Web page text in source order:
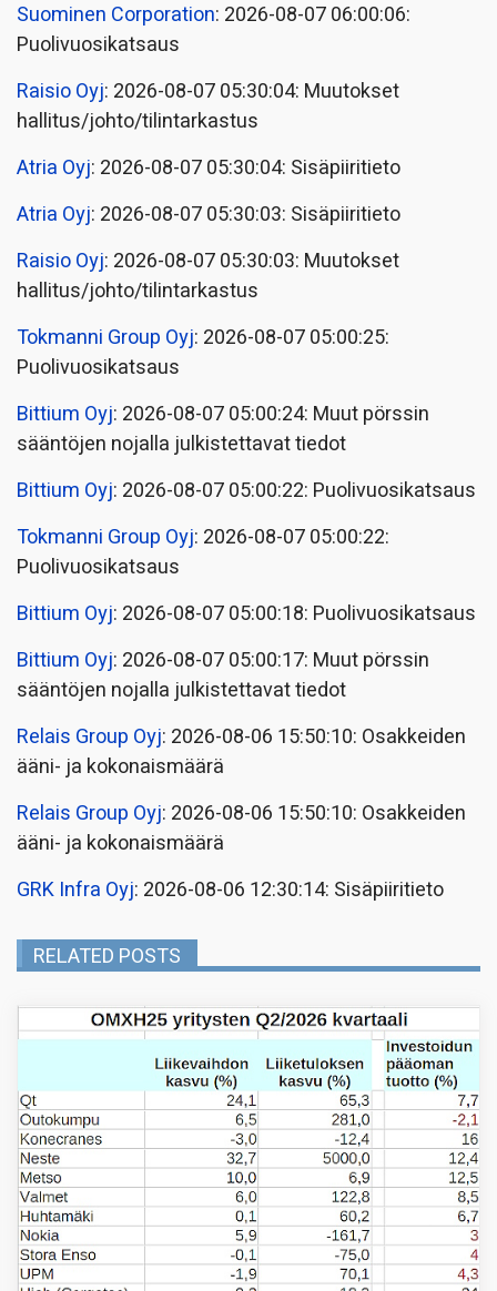
Suominen Corporation: 2026-08-07 06:00:06:
Puolivuosikatsaus
Raisio Oyj: 2026-08-07 05:30:04: Muutokset
hallitus/johto/tilintarkastus
Atria Oyj: 2026-08-07 05:30:04: Sisäpiiritieto
Atria Oyj: 2026-08-07 05:30:03: Sisäpiiritieto
Raisio Oyj: 2026-08-07 05:30:03: Muutokset
hallitus/johto/tilintarkastus
Tokmanni Group Oyj: 2026-08-07 05:00:25:
Puolivuosikatsaus
Bittium Oyj: 2026-08-07 05:00:24: Muut pörssin
sääntöjen nojalla julkistettavat tiedot
Bittium Oyj: 2026-08-07 05:00:22: Puolivuosikatsaus
Tokmanni Group Oyj: 2026-08-07 05:00:22:
Puolivuosikatsaus
Bittium Oyj: 2026-08-07 05:00:18: Puolivuosikatsaus
Bittium Oyj: 2026-08-07 05:00:17: Muut pörssin
sääntöjen nojalla julkistettavat tiedot
Relais Group Oyj: 2026-08-06 15:50:10: Osakkeiden
ääni- ja kokonaismäärä
Relais Group Oyj: 2026-08-06 15:50:10: Osakkeiden
ääni- ja kokonaismäärä
GRK Infra Oyj: 2026-08-06 12:30:14: Sisäpiiritieto
RELATED POSTS